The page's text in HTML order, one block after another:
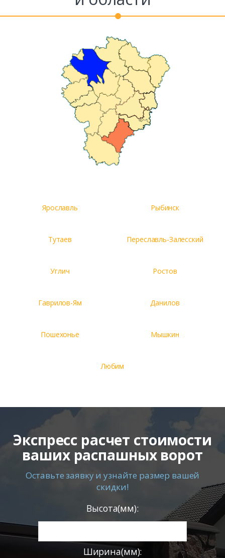
Комментарий к заказу
Ярославль Рыбинск
Тутаев Переславль-Залесский
Углич Ростов
Гаврилов-Ям Данилов
Пошехонье Мышкин
Любим
Экспресс расчет стоимости
ваших распашных ворот
Оставьте заявку и узнайте размер вашей
скидки!
Высота(мм):
Ширина(мм):